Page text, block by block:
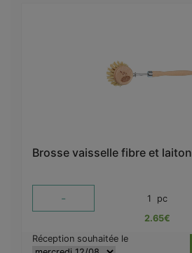
Brosse vaisselle fibre et laiton
- 1 pc
2.65€
Réception souhaitée le